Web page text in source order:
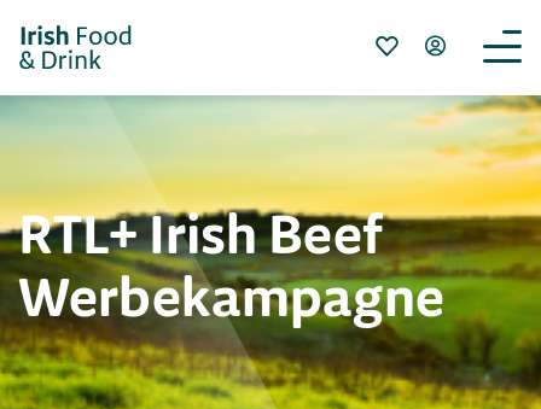
RTL+ Irish Beef
Werbekampagne